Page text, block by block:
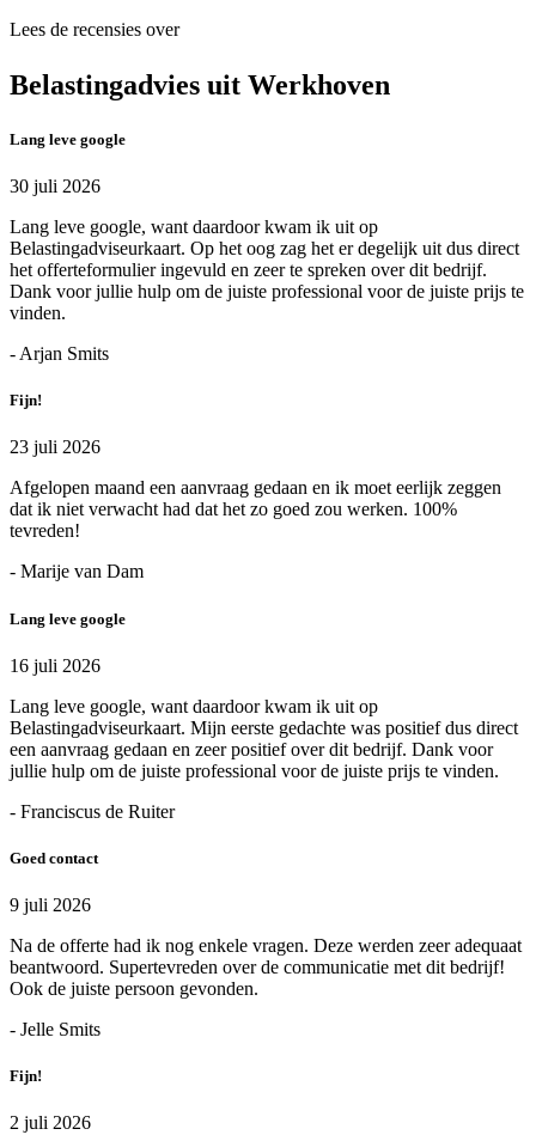
Lees de recensies over
Belastingadvies uit Werkhoven
Lang leve google
30 juli 2026
Lang leve google, want daardoor kwam ik uit op
Belastingadviseurkaart. Op het oog zag het er degelijk uit dus direct
het offerteformulier ingevuld en zeer te spreken over dit bedrijf.
Dank voor jullie hulp om de juiste professional voor de juiste prijs te
vinden.
- Arjan Smits
Fijn!
23 juli 2026
Afgelopen maand een aanvraag gedaan en ik moet eerlijk zeggen
dat ik niet verwacht had dat het zo goed zou werken. 100%
tevreden!
- Marije van Dam
Lang leve google
16 juli 2026
Lang leve google, want daardoor kwam ik uit op
Belastingadviseurkaart. Mijn eerste gedachte was positief dus direct
een aanvraag gedaan en zeer positief over dit bedrijf. Dank voor
jullie hulp om de juiste professional voor de juiste prijs te vinden.
- Franciscus de Ruiter
Goed contact
9 juli 2026
Na de offerte had ik nog enkele vragen. Deze werden zeer adequaat
beantwoord. Supertevreden over de communicatie met dit bedrijf!
Ook de juiste persoon gevonden.
- Jelle Smits
Fijn!
2 juli 2026